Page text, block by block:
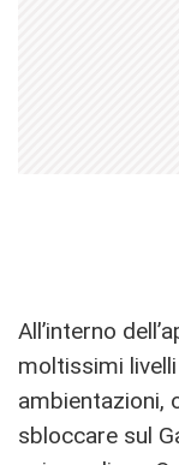
All’interno
moltissimi
ambientazioni,
sbloccare sul